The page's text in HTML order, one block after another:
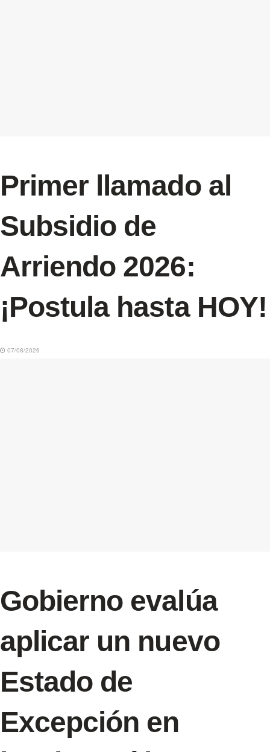
Primer llamado al
Subsidio de
Arriendo 2026:
¡Postula hasta HOY!
07/08/2026
Gobierno evalúa
aplicar un nuevo
Estado de
Excepción en